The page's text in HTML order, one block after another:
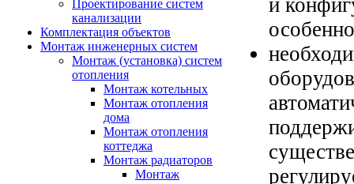
Проектирование систем
канализации
Комплектация объектов
Монтаж инженерных систем
Монтаж (установка) систем
отопления
Монтаж котельных
Монтаж отопления
дома
Монтаж отопления
коттеджа
Монтаж радиаторов
Монтаж
и